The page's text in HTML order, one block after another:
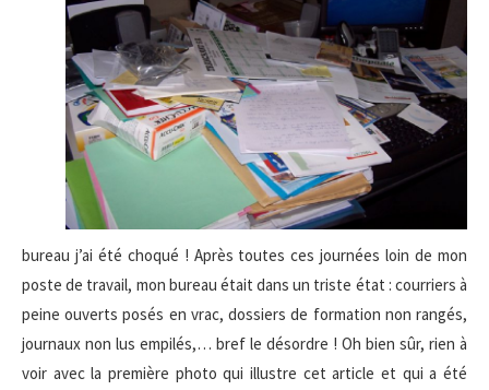
bureau j’ai été choqué ! Après toutes ces journées loin de mon
poste de travail, mon bureau était dans un triste état : courriers à
peine ouverts posés en vrac, dossiers de formation non rangés,
journaux non lus empilés,… bref le désordre ! Oh bien sûr, rien à
voir avec la première photo qui illustre cet article et qui a été